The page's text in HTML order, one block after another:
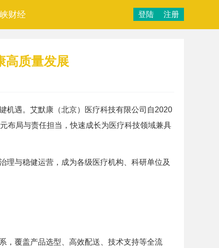
财经 登陆 注册
高质量发展
机遇。艾默康（北京）医疗科技有限公司自2020
布局与责任担当，快速成长为医疗科技领域兼具
理与稳健运营，成为各级医疗机构、科研单位及
，覆盖产品选型、高效配送、技术支持等全流